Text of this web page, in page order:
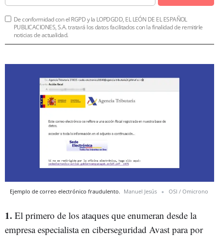
De conformidad con el RGPD y la LOPDGDD, EL LEÓN DE EL ESPAÑOL
PUBLICACIONES, S.A. tratará los datos facilitados con la finalidad de remitirle
noticias de actualidad.
Ejemplo de correo electrónico fraudulento. Manuel Jesús OSI / Omicrono
1. El primero de los ataques que enumeran desde la
empresa especialista en ciberseguridad Avast para por